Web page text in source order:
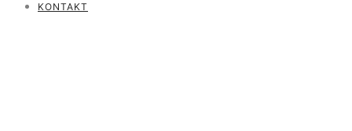
KONTAKT